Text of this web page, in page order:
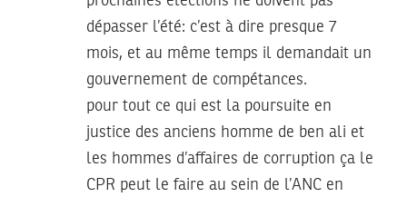
dépasser l’été: c’est à dire presque 7
mois, et au même temps il demandait un
gouvernement de compétances.
pour tout ce qui est la poursuite en
justice des anciens homme de ben ali et
les hommes d’affaires de corruption ça le
CPR peut le faire au sein de l’ANC en